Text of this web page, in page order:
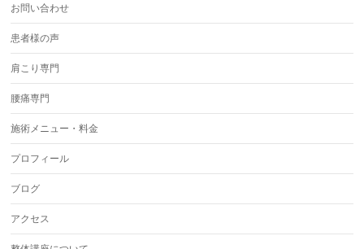
お問い合わせ
患者様の声
肩こり専門
腰痛専門
施術メニュー・料金
プロフィール
ブログ
アクセス